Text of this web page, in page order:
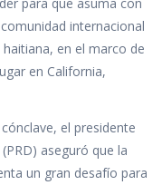
internacional
en el marco de
en California,
el presidente
aseguró que la
un gran desafío para